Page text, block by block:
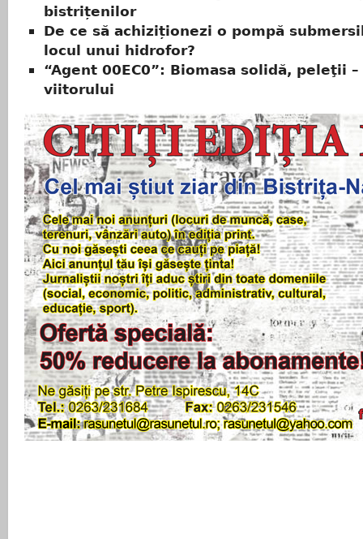
bistrițenilor
De ce să achiziționezi o pompă
locul unui hidrofor?
“Agent 00EC0”: Biomasa solidă, peleţii
viitorului